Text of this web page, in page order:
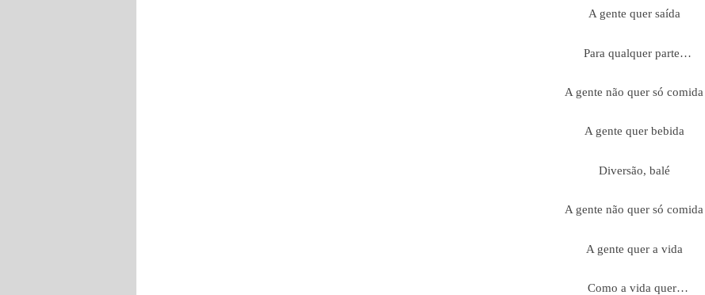
A gente quer saída
Para qualquer parte…
A gente não quer só comida
A gente quer bebida
Diversão, balé
A gente não quer só comida
A gente quer a vida
Como a vida quer…